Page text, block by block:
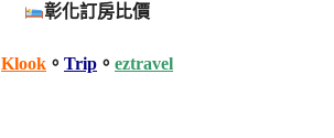
彰化訂房比價
Klook 。 Trip 。 eztravel